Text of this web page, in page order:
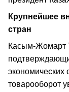
Крупнейшее
стран
Касым-Жомарт
экономических
товарооборот